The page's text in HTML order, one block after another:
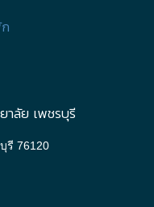
าลัย เพชรบุรี
รี 76120